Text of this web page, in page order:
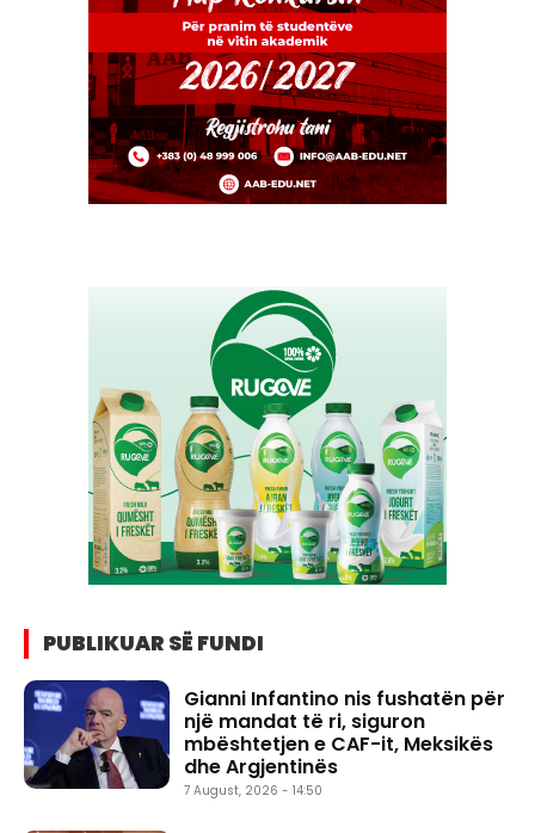
PUBLIKUAR SË FUNDI
Gianni Infantino nis fushatën për
një mandat të ri, siguron
mbështetjen e CAF-it, Meksikës
dhe Argjentinës
7 August, 2026 - 14:50